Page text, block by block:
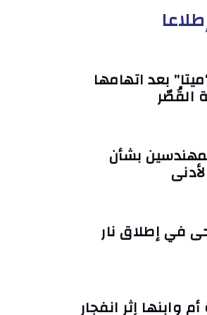
بعد اتهامها
القُصّر
بشأن
في إطلاق نار
وابنها إثر انفجار